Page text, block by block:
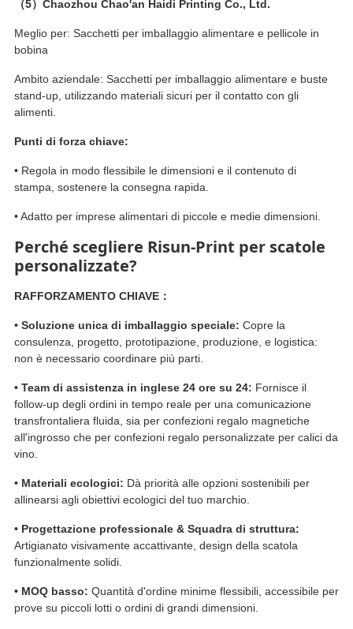
（5） Chaozhou Chao'an Haidi Printing Co., Ltd.
Meglio per: Sacchetti per imballaggio alimentare e pellicole in
bobina
Ambito aziendale: Sacchetti per imballaggio alimentare e buste
stand-up, utilizzando materiali sicuri per il contatto con gli
alimenti.
Punti di forza chiave:
• Regola in modo flessibile le dimensioni e il contenuto di
stampa, sostenere la consegna rapida.
• Adatto per imprese alimentari di piccole e medie dimensioni.
Perché scegliere Risun-Print per scatole
personalizzate?
RAFFORZAMENTO CHIAVE：
• Soluzione unica di imballaggio speciale: Copre la
consulenza, progetto, prototipazione, produzione, e logistica:
non è necessario coordinare più parti.
• Team di assistenza in inglese 24 ore su 24: Fornisce il
follow-up degli ordini in tempo reale per una comunicazione
transfrontaliera fluida, sia per confezioni regalo magnetiche
all'ingrosso che per confezioni regalo personalizzate per calici da
vino.
• Materiali ecologici: Dà priorità alle opzioni sostenibili per
allinearsi agli obiettivi ecologici del tuo marchio.
• Progettazione professionale & Squadra di struttura:
Artigianato visivamente accattivante, design della scatola
funzionalmente solidi.
• MOQ basso: Quantità d'ordine minime flessibili, accessibile per
prove su piccoli lotti o ordini di grandi dimensioni.